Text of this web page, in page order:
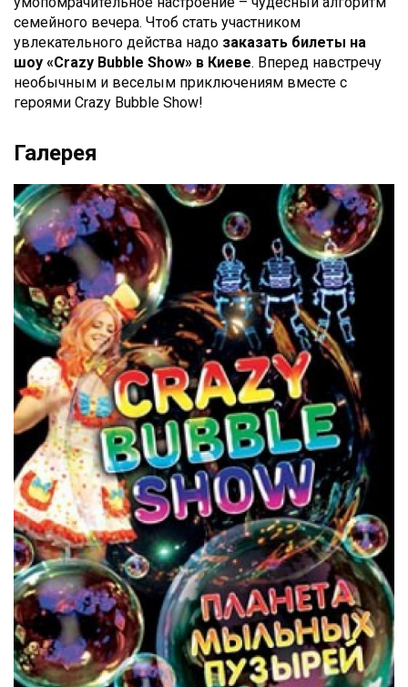
семейного вечера. Чтоб стать участником
увлекательного действа надо заказать билеты на
шоу «Crazy Bubble Show» в Киеве. Вперед навстречу
необычным и веселым приключениям вместе с
героями Crazy Bubble Show!
Галерея